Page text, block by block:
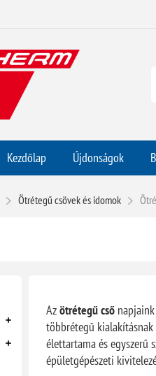
Kezdőlap Újdonságok
Ötrétegű csövek és idomok
Azötrétegű csőnapjaink
többrétegű
élettartama és egyszerű
épületgépészeti